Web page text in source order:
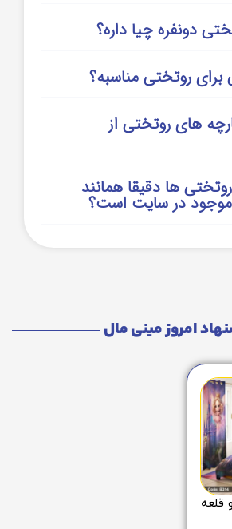
دونفره چیا داره؟
روتختی مناسبه؟
های روتختی از
ها دقیقا همانند
در سایت است؟
امروز مینی مال
قلعه